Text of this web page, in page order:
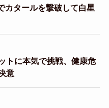
カタールを撃破して白星
トに本気で挑戦、健康危
意